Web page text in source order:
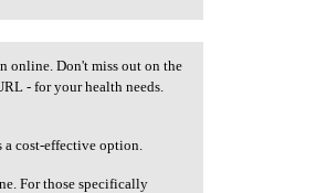
online. Don't miss out on the
- for your health needs.
a cost-effective option.
For those specifically